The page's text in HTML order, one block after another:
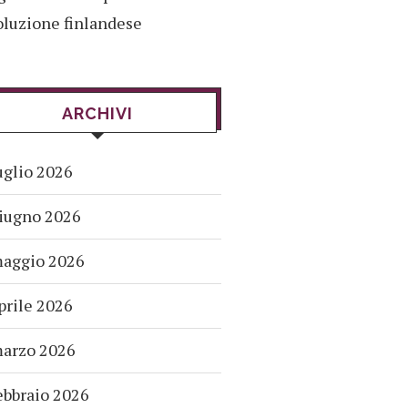
finlandese
ARCHIVI
2026
2026
2026
2026
2026
2026